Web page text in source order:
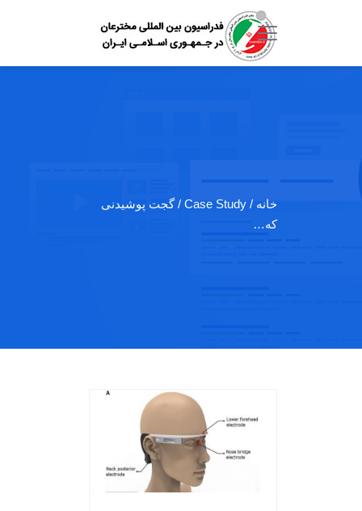
خانه
/ Case Study / گجت پوشیدنی
که…